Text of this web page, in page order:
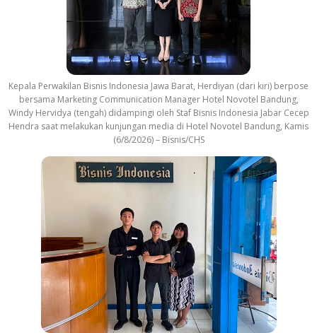
Kepala Perwakilan Bisnis Indonesia Jawa Barat, Herdiyan (dari kiri) berpose
bersama Marketing Communication Manager Hotel Novotel Bandung,
Windy Hervidya (tengah) didampingi oleh Staf Bisnis Indonesia Jabar Cecep
Hendra saat melakukan kunjungan media di Hotel Novotel Bandung, Kamis
(6/8/2026) – Bisnis/CHS